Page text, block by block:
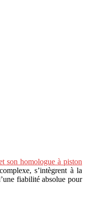
son homologue à piston
s’intègrent à la
fiabilité absolue pour